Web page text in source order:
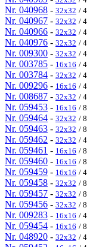
Nr. 040968 - 32x32 / 4
Nr. 040967 - 32x32 / 4
Nr. 040966 - 32x32 / 4
Nr. 040976 - 32x32 / 4
Nr. 009300 - 32x32 / 4
Nr. 003785 - 16x16 / 4
Nr. 003784 - 32x32 / 4
Nr. 009296 - 16x16 / 4
Nr. 008687 - 32x32 / 4
Nr. 059453 - 16x16 / 8
Nr. 059464 - 32x32 / 8
Nr. 059463 - 32x32 / 8
Nr. 059462 - 32x32 / 4
Nr. 059461 - 16x16 / 8
Nr. 059460 - 16x16 / 8
Nr. 059459 - 16x16 / 4
Nr. 059458 - 32x32 / 8
Nr. 059457 - 32x32 / 8
Nr. 059456 - 32x32 / 8
Nr. 009283 - 16x16 / 4
Nr. 059454 - 16x16 / 8
Nr. 048920 - 32x32 / 4